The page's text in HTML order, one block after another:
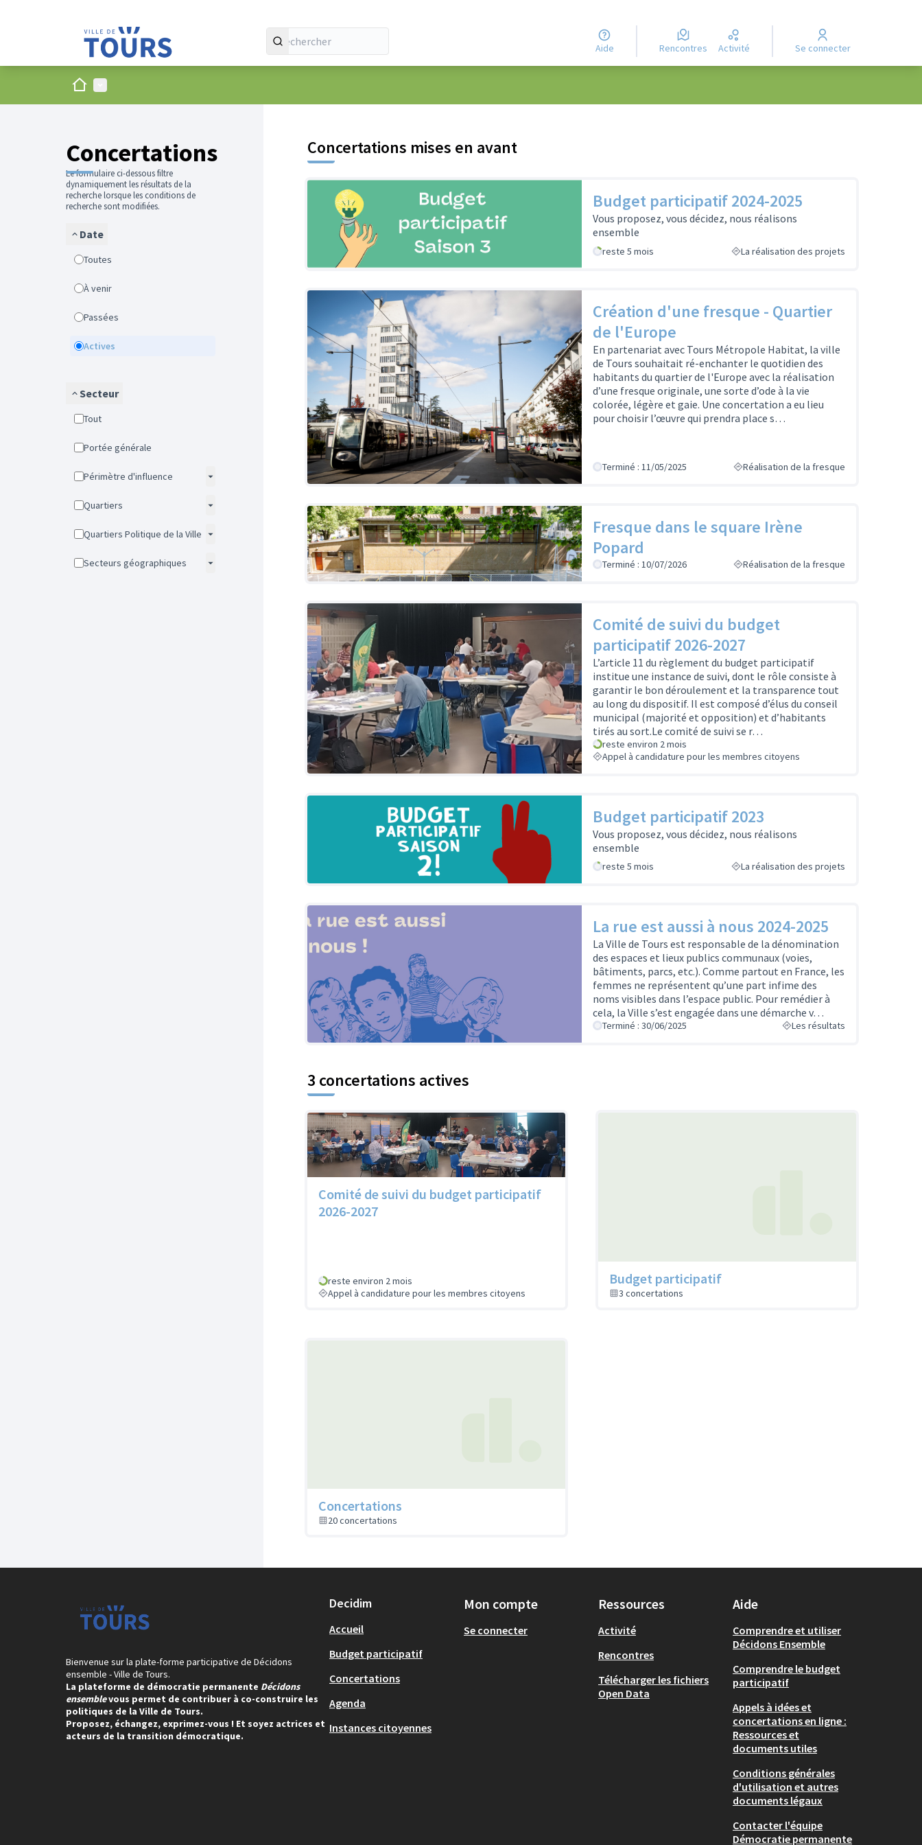
Aide Rencontres Activité Se connecter
AccueilMenu principal
Concertations
Le formulaire ci-dessous filtre
dynamiquement les résultats de la
recherche lorsque les conditions de
recherche sont modifiées.
Date
Toutes
À venir
Passées
Actives
Secteur
Tout
Portée générale
Périmètre d'influence
Quartiers
Quartiers Politique de la Ville
Secteurs géographiques
Concertations mises en avant
Budget participatif 2024-2025
Vous proposez, vous décidez, nous réalisons
ensemble
reste 5 mois La réalisation des projets
Création d'une fresque - Quartier
de l'Europe
En partenariat avec Tours Métropole Habitat, la ville
de Tours souhaitait ré-enchanter le quotidien des
habitants du quartier de l'Europe avec la réalisation
d’une fresque originale, une sorte d’ode à la vie
colorée, légère et gaie. Une concertation a eu lieu
pour choisir l’œuvre qui prendra place s…
Terminé : 11/05/2025 Réalisation de la fresque
Fresque dans le square Irène
Popard
Terminé : 10/07/2026 Réalisation de la fresque
Comité de suivi du budget
participatif 2026-2027
L’article 11 du règlement du budget participatif
institue une instance de suivi, dont le rôle consiste à
garantir le bon déroulement et la transparence tout
au long du dispositif. Il est composé d’élus du conseil
municipal (majorité et opposition) et d’habitants
tirés au sort.Le comité de suivi se r…
reste environ 2 mois
Appel à candidature pour les membres citoyens
Budget participatif 2023
Vous proposez, vous décidez, nous réalisons
ensemble
reste 5 mois La réalisation des projets
La rue est aussi à nous 2024-2025
La Ville de Tours est responsable de la dénomination
des espaces et lieux publics communaux (voies,
bâtiments, parcs, etc.). Comme partout en France, les
femmes ne représentent qu’une part infime des
noms visibles dans l’espace public. Pour remédier à
cela, la Ville s’est engagée dans une démarche v…
Terminé : 30/06/2025 Les résultats
3 concertations actives
Comité de suivi du budget participatif
2026-2027
reste environ 2 mois
Appel à candidature pour les membres citoyens
Budget participatif
3 concertations
Concertations
20 concertations
Bienvenue sur la plate-forme participative de Décidons
ensemble - Ville de Tours.
La plateforme de démocratie permanente Décidons
ensemblevous permet de contribuer à co-construire les
politiques de la Ville de Tours.
Proposez, échangez, exprimez-vous ! Et soyez actrices et
acteurs de la transition démocratique.
Decidim
Accueil
Budget participatif
Concertations
Agenda
Instances citoyennes
Mon compte
Se connecter
Ressources
Activité
Rencontres
Télécharger les fichiers
Open Data
Aide
Comprendre et utiliser
Décidons Ensemble
Comprendre le budget
participatif
Appels à idées et
concertations en ligne :
Ressources et
documents utiles
Conditions générales
d'utilisation et autres
documents légaux
Contacter l'équipe
Démocratie permanente